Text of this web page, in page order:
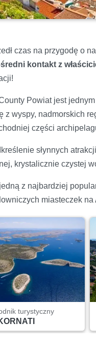
czas na przygodę o
kontakt z
Powiat jest
z wyspy, nadmorskich
części
słynnych
krystalicznie czystej
z najbardziej
miasteczek
turystyczny